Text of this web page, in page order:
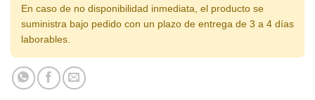
En caso de no disponibilidad inmediata, el producto se
suministra bajo pedido con un plazo de entrega de 3 a 4 días
laborables.